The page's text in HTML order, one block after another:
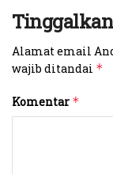
Alamat email
wajib ditandai *
Komentar *